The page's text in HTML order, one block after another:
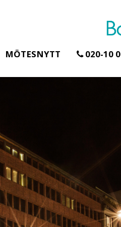
MÖTESNYTT 020-10
Hela
teamet –
Samla teamet för två
konferensdagar med
övernattning i privat
skogsmiljö, endast
minuter från
bokar vårt